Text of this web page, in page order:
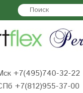
+7(495)740-32-22
+7(812)955-37-00